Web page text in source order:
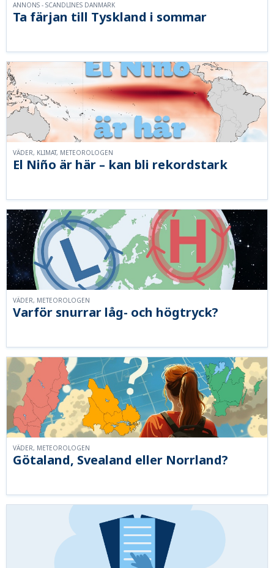
Ta färjan till Tyskland i sommar
ANNONS - SCANDLINES DANMARK
El Niño är här – kan bli rekordstark
VÄDER, KLIMAT, METEOROLOGEN
Varför snurrar låg- och högtryck?
VÄDER, METEOROLOGEN
Götaland, Svealand eller Norrland?
VÄDER, METEOROLOGEN